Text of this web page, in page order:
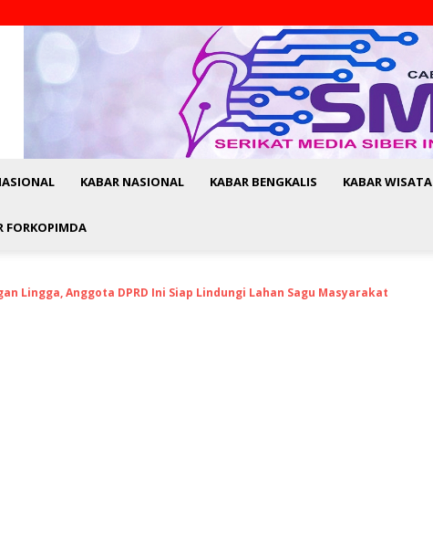
KABAR NASIONAL KABAR BENGKALIS KABAR WISATA
FORKOPIMDA
Lingga, Anggota DPRD Ini Siap Lindungi Lahan Sagu Masyarakat